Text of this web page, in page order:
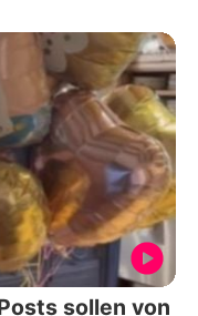
sollen von